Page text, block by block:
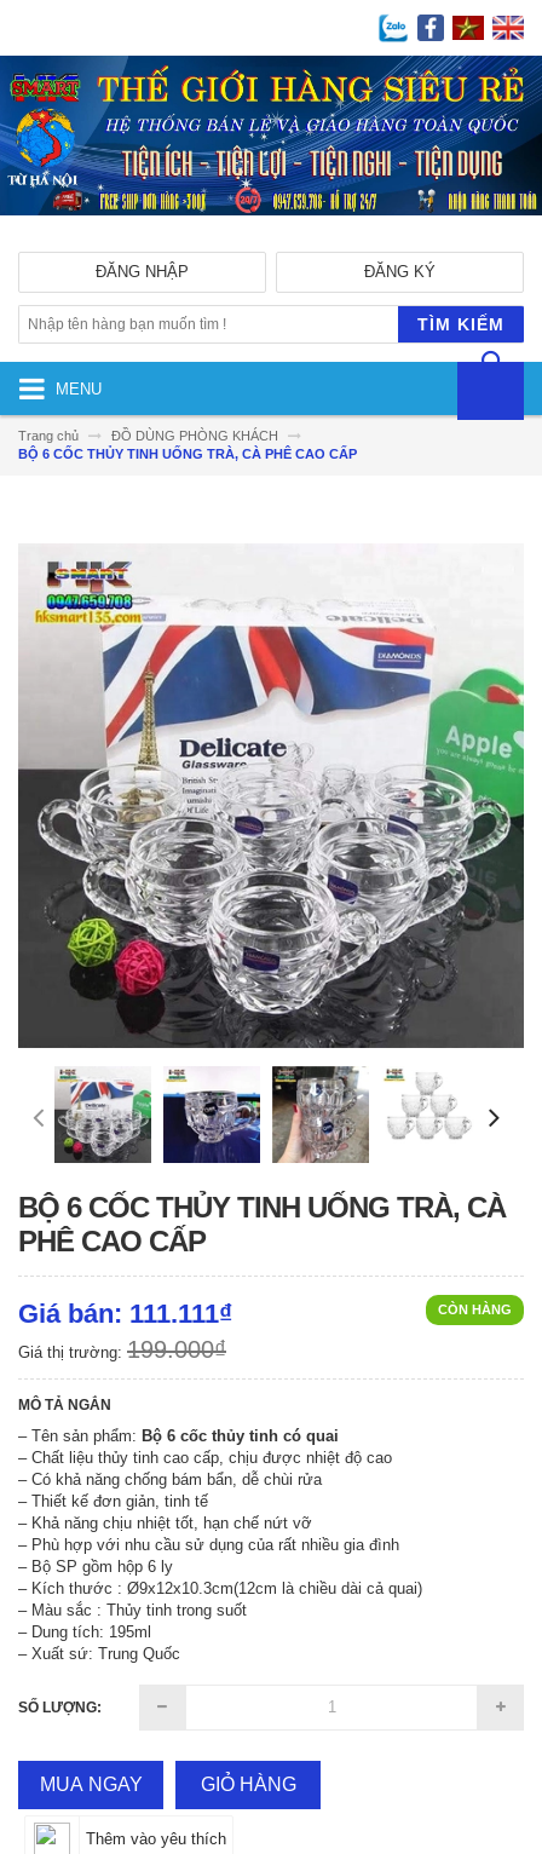
ĐĂNG KÝ
ĐĂNG NHẬP
TÌM KIẾM
MENU
Trang chủ
ĐỒ DÙNG PHÒNG KHÁCH
BỘ 6 CỐC THỦY TINH UỐNG TRÀ, CÀ PHÊ CAO CẤP
BỘ 6 CỐC THỦY TINH UỐNG TRÀ, CÀ
PHÊ CAO CẤP
CÒN HÀNG
Giá bán: 111.111₫
Giá thị trường: 199.000₫
MÔ TẢ NGẮN
– Tên sản phẩm: Bộ 6 cốc thủy tinh có quai
– Chất liệu thủy tinh cao cấp, chịu được nhiệt độ cao
– Có khả năng chống bám bẩn, dễ chùi rửa
– Thiết kế đơn giản, tinh tế
– Khả năng chịu nhiệt tốt, hạn chế nứt vỡ
– Phù hợp với nhu cầu sử dụng của rất nhiều gia đình
– Bộ SP gồm hộp 6 ly
– Kích thước : Ø9x12x10.3cm(12cm là chiều dài cả quai)
– Màu sắc : Thủy tinh trong suốt
– Dung tích: 195ml
– Xuất sứ: Trung Quốc
SỐ LƯỢNG:
MUA NGAY GIỎ HÀNG
Thêm vào yêu thích